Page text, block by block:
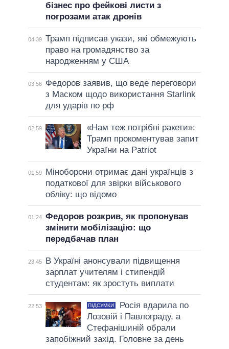
бізнес про фейкові листи з
погрозами атак дронів
04:39 Трамп підписав укази, які обмежують
право на громадянство за
народженням у США
03:56
Федоров заявив, що веде переговори
з Маском щодо використання Starlink
для ударів по рф
02:59
«Нам теж потрібні ракети»:
Трамп прокоментував запит
України на Patriot
01:59
Міноборони отримає дані українців з
податкової для звірки військового
обліку: що відомо
01:24 Федоров розкрив, як пропонував
змінити мобілізацію: що
передбачав план
23:45
В Україні анонсували підвищення
зарплат учителям і стипендій
студентам: як зростуть виплати
22:53 ПІДСУМКИ
Росія вдарила по
Лозовій і Павлограду, а
Стефанішиній обрали
запобіжний захід. Головне за день